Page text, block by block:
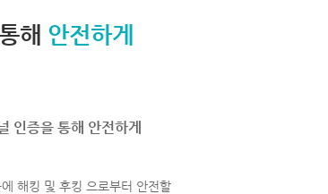
해 안전하게
인증을 통해 안전하게
해킹 및 후킹 으로부터 안전할